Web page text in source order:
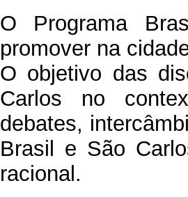
O Programa
promover na
O objetivo das
Carlos no
debates,
Brasil e São
racional.